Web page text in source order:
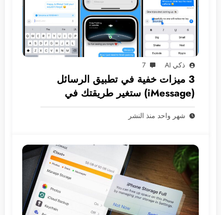
ذكي AI 7
3 ميزات خفية في تطبيق الرسائل
(iMessage) ستغير طريقتك في
المراسلة
شهر واحد منذ النشر